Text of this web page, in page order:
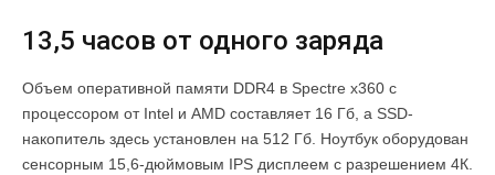
13,5 часов от одного заряда
Объем оперативной памяти DDR4 в Spectre x360 с
процессором от Intel и AMD составляет 16 Гб, а SSD-
накопитель здесь установлен на 512 Гб. Ноутбук оборудован
сенсорным 15,6-дюймовым IPS дисплеем с разрешением 4К.